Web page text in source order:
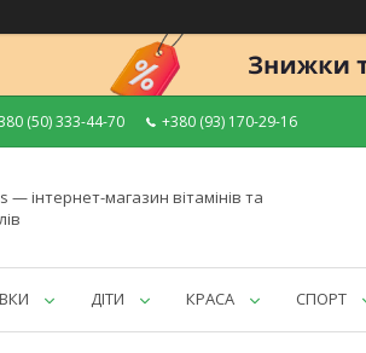
(50) 333-44-70 +380 (93) 170-29-16
— інтернет-магазин вітамінів та
ДІТИ КРАСА СПОРТ